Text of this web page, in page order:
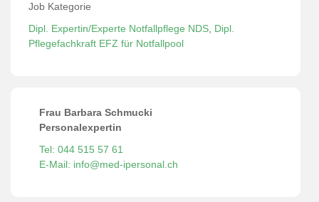
Job Kategorie
Dipl. Expertin/Experte Notfallpflege NDS Dipl.
Pflegefachkraft EFZ für Notfallpool
Frau Barbara Schmucki
Personalexpertin
Tel: 044 515 57 61
E-Mail: info@med-ipersonal.ch